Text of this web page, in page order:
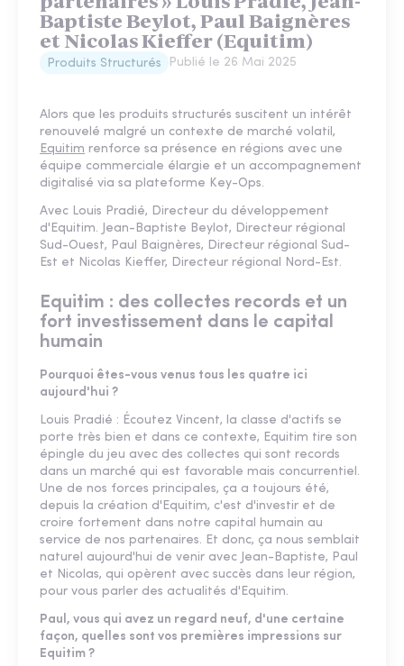
Baptiste Beylot, Paul Baignères
et Nicolas Kieffer (Equitim)
Produits Structurés Publié le 26 Mai 2025
Alors que les produits structurés suscitent un intérêt
renouvelé malgré un contexte de marché volatil,
Equitim renforce sa présence en régions avec une
équipe commerciale élargie et un accompagnement
digitalisé via sa plateforme Key-Ops.
Avec Louis Pradié, Directeur du développement
d'Equitim. Jean-Baptiste Beylot, Directeur régional
Sud-Ouest, Paul Baignères, Directeur régional Sud-
Est et Nicolas Kieffer, Directeur régional Nord-Est.
Equitim : des collectes records et un
fort investissement dans le capital
humain
Pourquoi êtes-vous venus tous les quatre ici
aujourd'hui ?
Louis Pradié : Écoutez Vincent, la classe d'actifs se
porte très bien et dans ce contexte, Equitim tire son
épingle du jeu avec des collectes qui sont records
dans un marché qui est favorable mais concurrentiel.
Une de nos forces principales, ça a toujours été,
depuis la création d'Equitim, c'est d'investir et de
croire fortement dans notre capital humain au
service de nos partenaires. Et donc, ça nous semblait
naturel aujourd'hui de venir avec Jean-Baptiste, Paul
et Nicolas, qui opèrent avec succès dans leur région,
pour vous parler des actualités d'Equitim.
Paul, vous qui avez un regard neuf, d'une certaine
façon, quelles sont vos premières impressions sur
Equitim ?